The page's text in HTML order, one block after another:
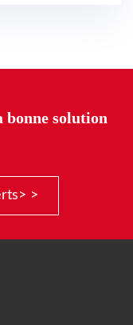
solution
>